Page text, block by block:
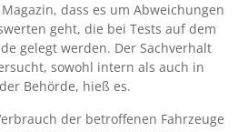
dass es um Abweichungen
geht, die bei Tests auf dem
gelegt werden. Der Sachverhalt
sowohl intern als auch in
Behörde, hieß es.
der betroffenen Fahrzeuge